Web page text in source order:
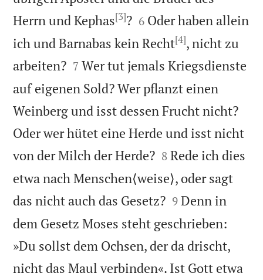
Herrn und Kephas[3]?
6 Oder haben allein
ich und Barnabas kein Recht[4], nicht zu
arbeiten?
7 Wer tut jemals Kriegsdienste
auf eigenen Sold? Wer pflanzt einen
Weinberg und isst dessen Frucht nicht?
Oder wer hütet eine Herde und isst nicht
von der Milch der Herde?
8 Rede ich dies
etwa nach Menschen⟨weise⟩, oder sagt
das nicht auch das Gesetz?
9 Denn in
dem Gesetz Moses steht geschrieben:
»Du sollst dem Ochsen, der da drischt,
nicht das Maul verbinden«. Ist Gott etwa